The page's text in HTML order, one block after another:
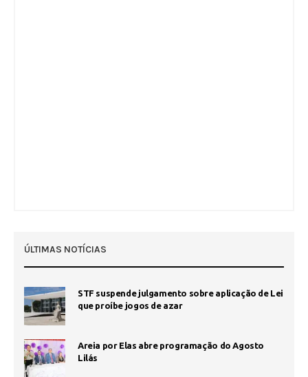
ÚLTIMAS NOTÍCIAS
STF suspende julgamento sobre aplicação de Lei
que proíbe jogos de azar
Areia por Elas abre programação do Agosto
Lilás